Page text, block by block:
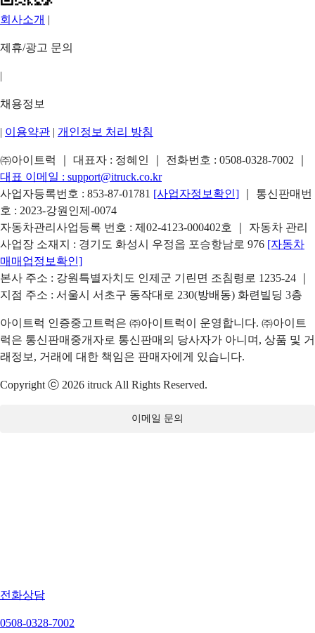
회사소개 |
제휴/광고 문의
|
채용정보
| 이용약관 | 개인정보 처리 방침
㈜아이트럭 ｜ 대표자 : 정혜인 ｜ 전화번호 : 0508-0328-7002
대표 이메일 : support@itruck.co.kr
사업자등록번호 : 853-87-01781 [사업자정보확인]
｜ 통신판매번
호 : 2023-강원인제-0074
자동차관리사업등록 번호 : 제02-4123-000402호 ｜ 자동차 관리
사업장 소재지 : 경기도 화성시 우정읍 포승항남로 976 [자동차
매매업정보확인]
본사 주소 : 강원특별자치도 인제군 기린면 조침령로 1235-24 ｜
지점 주소 : 서울시 서초구 동작대로 230(방배동) 화련빌딩 3층
아이트럭 인증중고트럭은 ㈜아이트럭이 운영합니다. ㈜아이트
럭은 통신판매중개자로 통신판매의 당사자가 아니며, 상품 및 거
래정보, 거래에 대한 책임은 판매자에게 있습니다.
Copyright ⓒ 2026 itruck All Rights Reserved.
이메일 문의
전화상담
0508-0328-7002